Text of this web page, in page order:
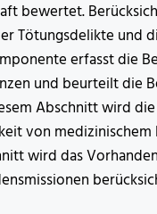
bewertet.
Tötungsdelikte und
erfasst die
und beurteilt die
Abschnitt wird
von medizinischem
wird das